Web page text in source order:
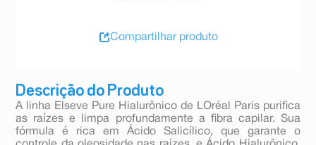
Descrição do Produto
A linha Elseve Pure Hialurônico de LOréal Paris purifica
as raízes e limpa profundamente a fibra capilar. Sua
fórmula é rica em Ácido Salicílico, que garante o
Compartilhar produto